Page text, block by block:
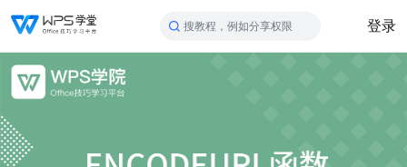
搜教程，例如分享权限 登录